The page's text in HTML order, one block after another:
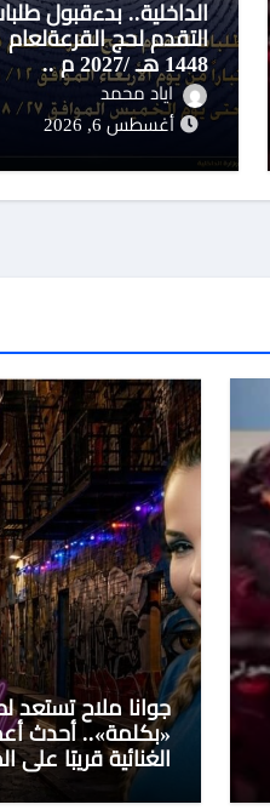
الداخلية.. بدءقبول
التقدم لحج القرعةلعام
1448 هـ /2027 م ..
تفاصيلاياد محمد
أغسطس 6, 2026
جوانا ملاح تستعد
«بكلمة».. أحدث
الغنائية قريبًا على
الرقمية